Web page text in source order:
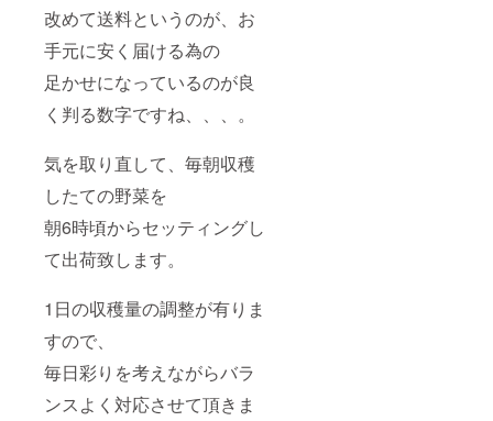
改めて送料というのが、お
手元に安く届ける為の
足かせになっているのが良
く判る数字ですね、、、。
気を取り直して、毎朝収穫
したての野菜を
朝6時頃からセッティングし
て出荷致します。
1日の収穫量の調整が有りま
すので、
毎日彩りを考えながらバラ
ンスよく対応させて頂きま